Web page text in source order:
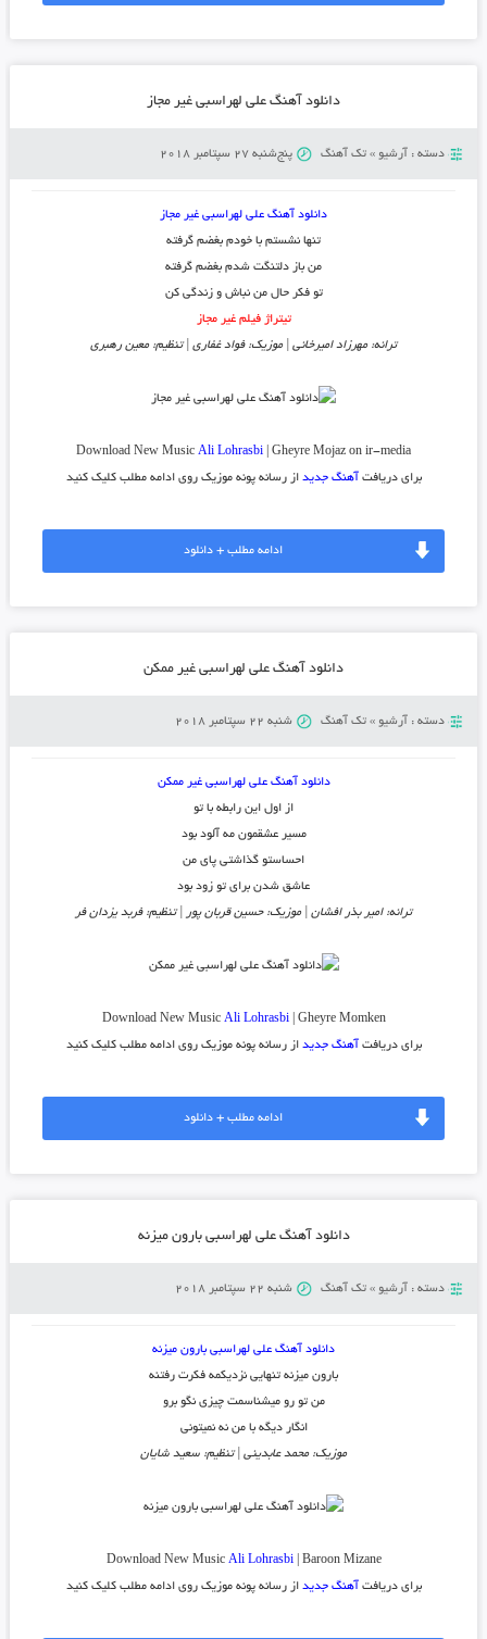
دانلود آهنگ علی لهراسبی غیر مجاز
دسته : آرشیو » تک آهنگ پنج‌شنبه 27 سپتامبر 2018
دانلود آهنگ علی لهراسبی غیر مجاز
تنها نشستم با خودم بغضم گرفته
من باز دلتنگت شدم بغضم گرفته
تو فکر حال من نباش و زندگی کن
تیتراژ فیلم غیر مجاز
ترانه: مهرزاد امیرخانی | موزیک: فواد غفاری | تنظیم: معین رهبری
Download New MusicAli Lohrasbi | Gheyre Mojaz on ir-media
برای دریافت آهنگ جدید از رسانه پونه موزیک روی ادامه مطلب کلیک کنید
ادامه مطلب + دانلود
دانلود آهنگ علی لهراسبی غیر ممکن
دسته : آرشیو » تک آهنگ شنبه 22 سپتامبر 2018
دانلود آهنگ علی لهراسبی غیر ممکن
از اول این رابطه با تو
مسیر عشقمون مه آلود بود
احساستو گذاشتی پای من
عاشق شدن برای تو زود بود
ترانه: امیر بذر افشان | موزیک: حسین قربان پور | تنظیم: فربد یزدان فر
Download New Music Ali Lohrasbi| Gheyre Momken
برای دریافت آهنگ جدید از رسانه پونه موزیک روی ادامه مطلب کلیک کنید
ادامه مطلب + دانلود
دانلود آهنگ علی لهراسبی بارون میزنه
دسته : آرشیو » تک آهنگ شنبه 22 سپتامبر 2018
دانلود آهنگ علی لهراسبی بارون میزنه
بارون میزنه تنهایی نزدیکمه فکرت رفتنه
من تو رو میشناسمت چیزی نگو برو
انگار دیگه با من نه نمیتونی
موزیک: محمد عابدینی | تنظیم: سعید شایان
Download New Music Ali Lohrasbi| Baroon Mizane
برای دریافت آهنگ جدید از رسانه پونه موزیک روی ادامه مطلب کلیک کنید